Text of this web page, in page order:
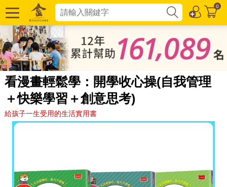
0
看漫畫輕鬆學：開學收心操(自我管理
＋快樂學習＋創意思考)
給孩子一生受用的生活實用書